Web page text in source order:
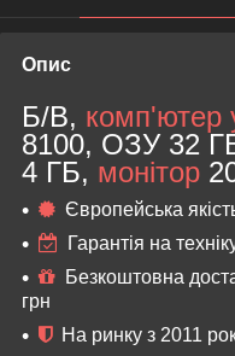
Опис
Б/В, комп'ютер
8100, ОЗУ 32
4 ГБ, монітор
Європейська
Гарантія на
Безкоштовна
грн
На ринку з 2011